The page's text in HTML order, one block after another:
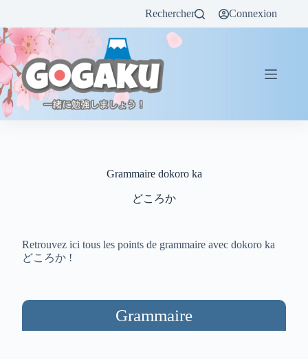
Rechercher Connexion
Grammaire dokoro ka
どころか
Retrouvez ici tous les points de grammaire avec dokoro ka
どころか !
Grammaire